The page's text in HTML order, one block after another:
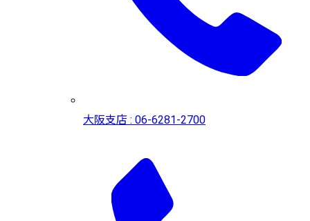
大阪支店 : 06-6281-2700